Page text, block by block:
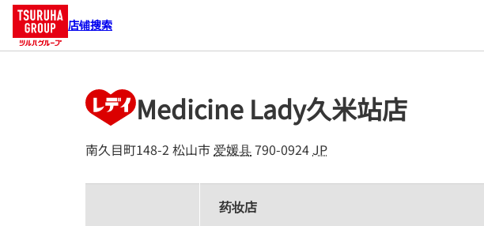
店铺搜索
Medicine Lady久米站店
南久目町148-2 松山市爱媛县790-0924JP
药妆店